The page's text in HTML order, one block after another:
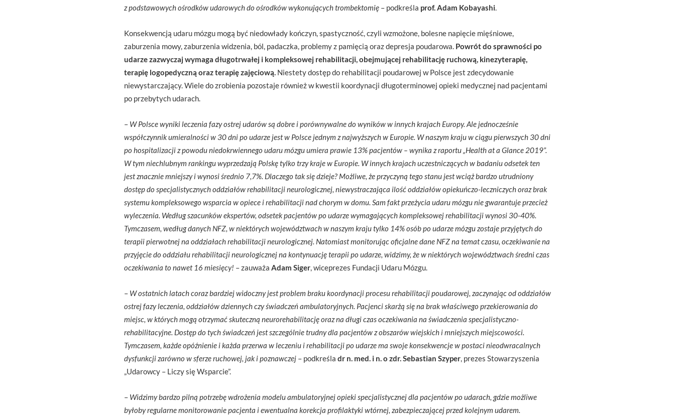
z podstawowych ośrodków udarowych do ośrodków wykonujących trombektomię – podkreśla prof. Adam Kobayashi.
Konsekwencją udaru mózgu mogą być niedowłady kończyn, spastyczność, czyli wzmożone, bolesne napięcie mięśniowe,
zaburzenia mowy, zaburzenia widzenia, ból, padaczka, problemy z pamięcią oraz depresja poudarowa. Powrót do sprawności po
udarze zazwyczaj wymaga długotrwałej i kompleksowej rehabilitacji, obejmującej rehabilitację ruchową, kinezyterapię,
terapię logopedyczną oraz terapię zajęciową. Niestety dostęp do rehabilitacji poudarowej w Polsce jest zdecydowanie
niewystarczający. Wiele do zrobienia pozostaje również w kwestii koordynacji długoterminowej opieki medycznej nad pacjentami
po przebytych udarach.
– W Polsce wyniki leczenia fazy ostrej udarów są dobre i porównywalne do wyników w innych krajach Europy. Ale jednocześnie
współczynnik umieralności w 30 dni po udarze jest w Polsce jednym z najwyższych w Europie. W naszym kraju w ciągu pierwszych 30 dni
po hospitalizacji z powodu niedokrwiennego udaru mózgu umiera prawie 13% pacjentów – wynika z raportu „Health at a Glance 2019”.
W tym niechlubnym rankingu wyprzedzają Polskę tylko trzy kraje w Europie. W innych krajach uczestniczących w badaniu odsetek ten
jest znacznie mniejszy i wynosi średnio 7,7%. Dlaczego tak się dzieje? Możliwe, że przyczyną tego stanu jest wciąż bardzo utrudniony
dostęp do specjalistycznych oddziałów rehabilitacji neurologicznej, niewystraczająca ilość oddziałów opiekuńczo-leczniczych oraz brak
systemu kompleksowego wsparcia w opiece i rehabilitacji nad chorym w domu. Sam fakt przeżycia udaru mózgu nie gwarantuje przecież
wyleczenia. Według szacunków ekspertów, odsetek pacjentów po udarze wymagających kompleksowej rehabilitacji wynosi 30-40%.
Tymczasem, według danych NFZ, w niektórych województwach w naszym kraju tylko 14% osób po udarze mózgu zostaje przyjętych do
terapii pierwotnej na oddziałach rehabilitacji neurologicznej. Natomiast monitorując oficjalne dane NFZ na temat czasu, oczekiwanie na
przyjęcie do oddziału rehabilitacji neurologicznej na kontynuację terapii po udarze, widzimy, że w niektórych województwach średni czas
oczekiwania to nawet 16 miesięcy! – zauważa Adam Siger, wiceprezes Fundacji Udaru Mózgu.
– W ostatnich latach coraz bardziej widoczny jest problem braku koordynacji procesu rehabilitacji poudarowej, zaczynając od oddziałów
ostrej fazy leczenia, oddziałów dziennych czy świadczeń ambulatoryjnych. Pacjenci skarżą się na brak właściwego przekierowania do
miejsc, w których mogą otrzymać skuteczną neurorehabilitację oraz na długi czas oczekiwania na świadczenia specjalistyczno-
rehabilitacyjne. Dostęp do tych świadczeń jest szczególnie trudny dla pacjentów z obszarów wiejskich i mniejszych miejscowości.
Tymczasem, każde opóźnienie i każda przerwa w leczeniu i rehabilitacji po udarze ma swoje konsekwencje w postaci nieodwracalnych
dysfunkcji zarówno w sferze ruchowej, jak i poznawczej – podkreśla dr n. med. i n. o zdr. Sebastian Szyper, prezes Stowarzyszenia
„Udarowcy – Liczy się Wsparcie”.
– Widzimy bardzo pilną potrzebę wdrożenia modelu ambulatoryjnej opieki specjalistycznej dla pacjentów po udarach, gdzie możliwe
byłoby regularne monitorowanie pacjenta i ewentualna korekcja profilaktyki wtórnej, zabezpieczającej przed kolejnym udarem.